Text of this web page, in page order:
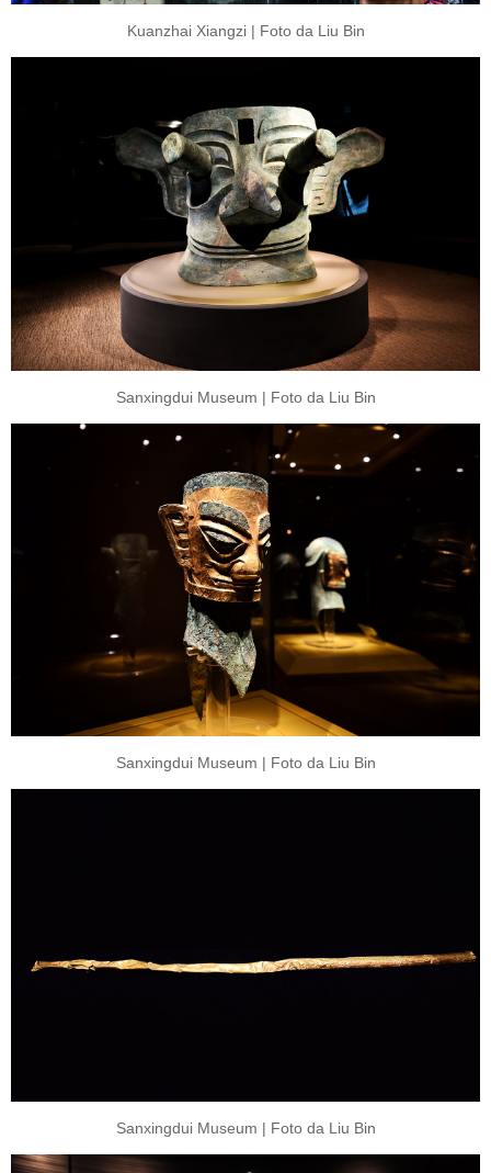
Kuanzhai Xiangzi | Foto da Liu Bin
Sanxingdui Museum | Foto da Liu Bin
Sanxingdui Museum | Foto da Liu Bin
Sanxingdui Museum | Foto da Liu Bin